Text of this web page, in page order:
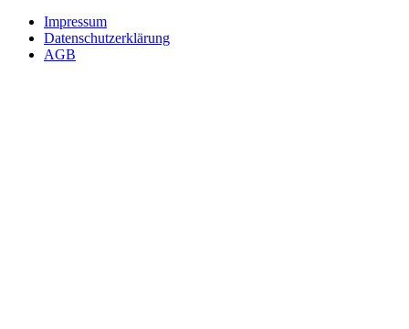
Impressum
Datenschutzerklärung
AGB